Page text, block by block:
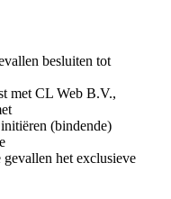
besluiten tot
met CL Web B.V.,
(bindende)
het exclusieve